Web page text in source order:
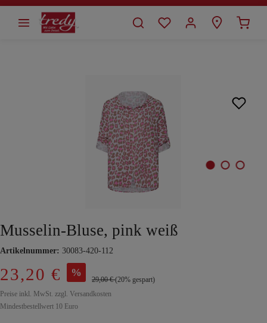
springen
Musselin-Bluse, pink weiß
Artikelnummer: 30083-420-112
23,20 € %
29,00 €(20% gespart)
Preise inkl. MwSt. zzgl. Versandkosten
Mindestbestellwert 10 Euro